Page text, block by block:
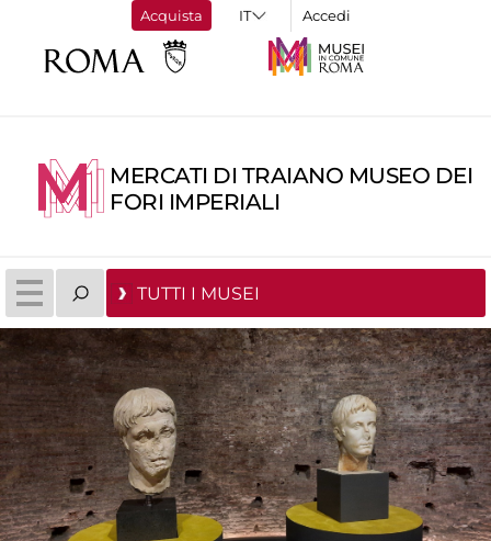
Acquista Accedi
MERCATI DI TRAIANO MUSEO DEI
FORI IMPERIALI
TUTTI I MUSEI